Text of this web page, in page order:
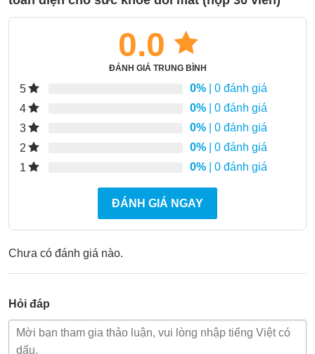
0.0
ĐÁNH GIÁ TRUNG BÌNH
5 0% | 0 đánh giá
4
0% | 0 đánh giá
3
0% | 0 đánh giá
2
0% | 0 đánh giá
1
0% | 0 đánh giá
ĐÁNH GIÁ NGAY
Chưa có đánh giá nào.
Hỏi đáp